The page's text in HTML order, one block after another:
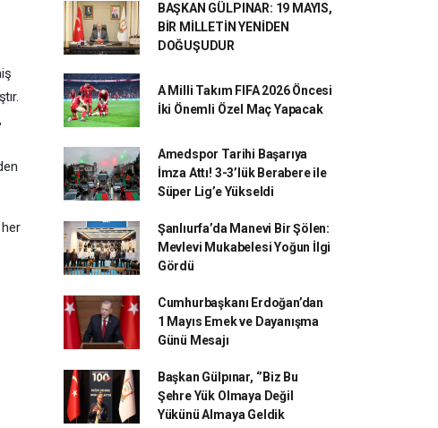
her
BAŞKAN GÜLPINAR: 19 MAYIS,
BİR MİLLETİN YENİDEN
DOĞUŞUDUR
A Milli Takım FIFA 2026 Öncesi
İki Önemli Özel Maç Yapacak
Amedspor Tarihi Başarıya
İmza Attı! 3-3’lük Berabere ile
Süper Lig’e Yükseldi
Şanlıurfa’da Manevi Bir Şölen:
Mevlevi Mukabelesi Yoğun İlgi
Gördü
Cumhurbaşkanı Erdoğan’dan
1 Mayıs Emek ve Dayanışma
Günü Mesajı
Başkan Gülpınar, ‘’Biz Bu
Şehre Yük Olmaya Değil
Yükünü Almaya Geldik